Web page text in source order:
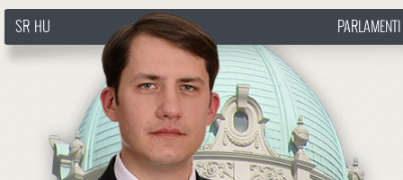
http://www.pasztorbalint.rs/hu
SR HU